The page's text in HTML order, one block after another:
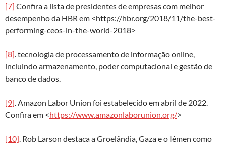
[7] Confira a lista de presidentes de empresas com melhor
desempenho da HBR em <https://hbr.org/2018/11/the-best-
performing-ceos-in-the-world-2018>
[8]. tecnologia de processamento de informação online,
incluindo armazenamento, poder computacional e gestão de
banco de dados.
[9]. Amazon Labor Union foi estabelecido em abril de 2022.
Confira em <https://www.amazonlaborunion.org/>
[10]. Rob Larson destaca a Groelândia, Gaza e o Iêmen como